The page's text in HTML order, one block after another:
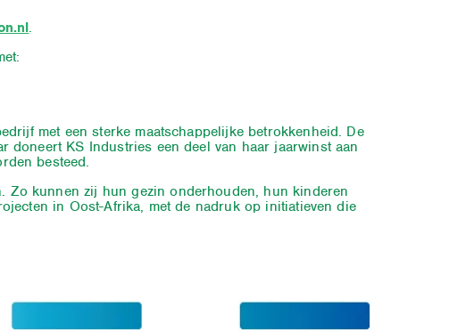
.
met een sterke maatschappelijke betrokkenheid. De
doneert KS Industries een deel van haar jaarwinst aan
besteed.
Zo kunnen zij hun gezin onderhouden, hun kinderen
in Oost-Afrika, met de nadruk op initiatieven die